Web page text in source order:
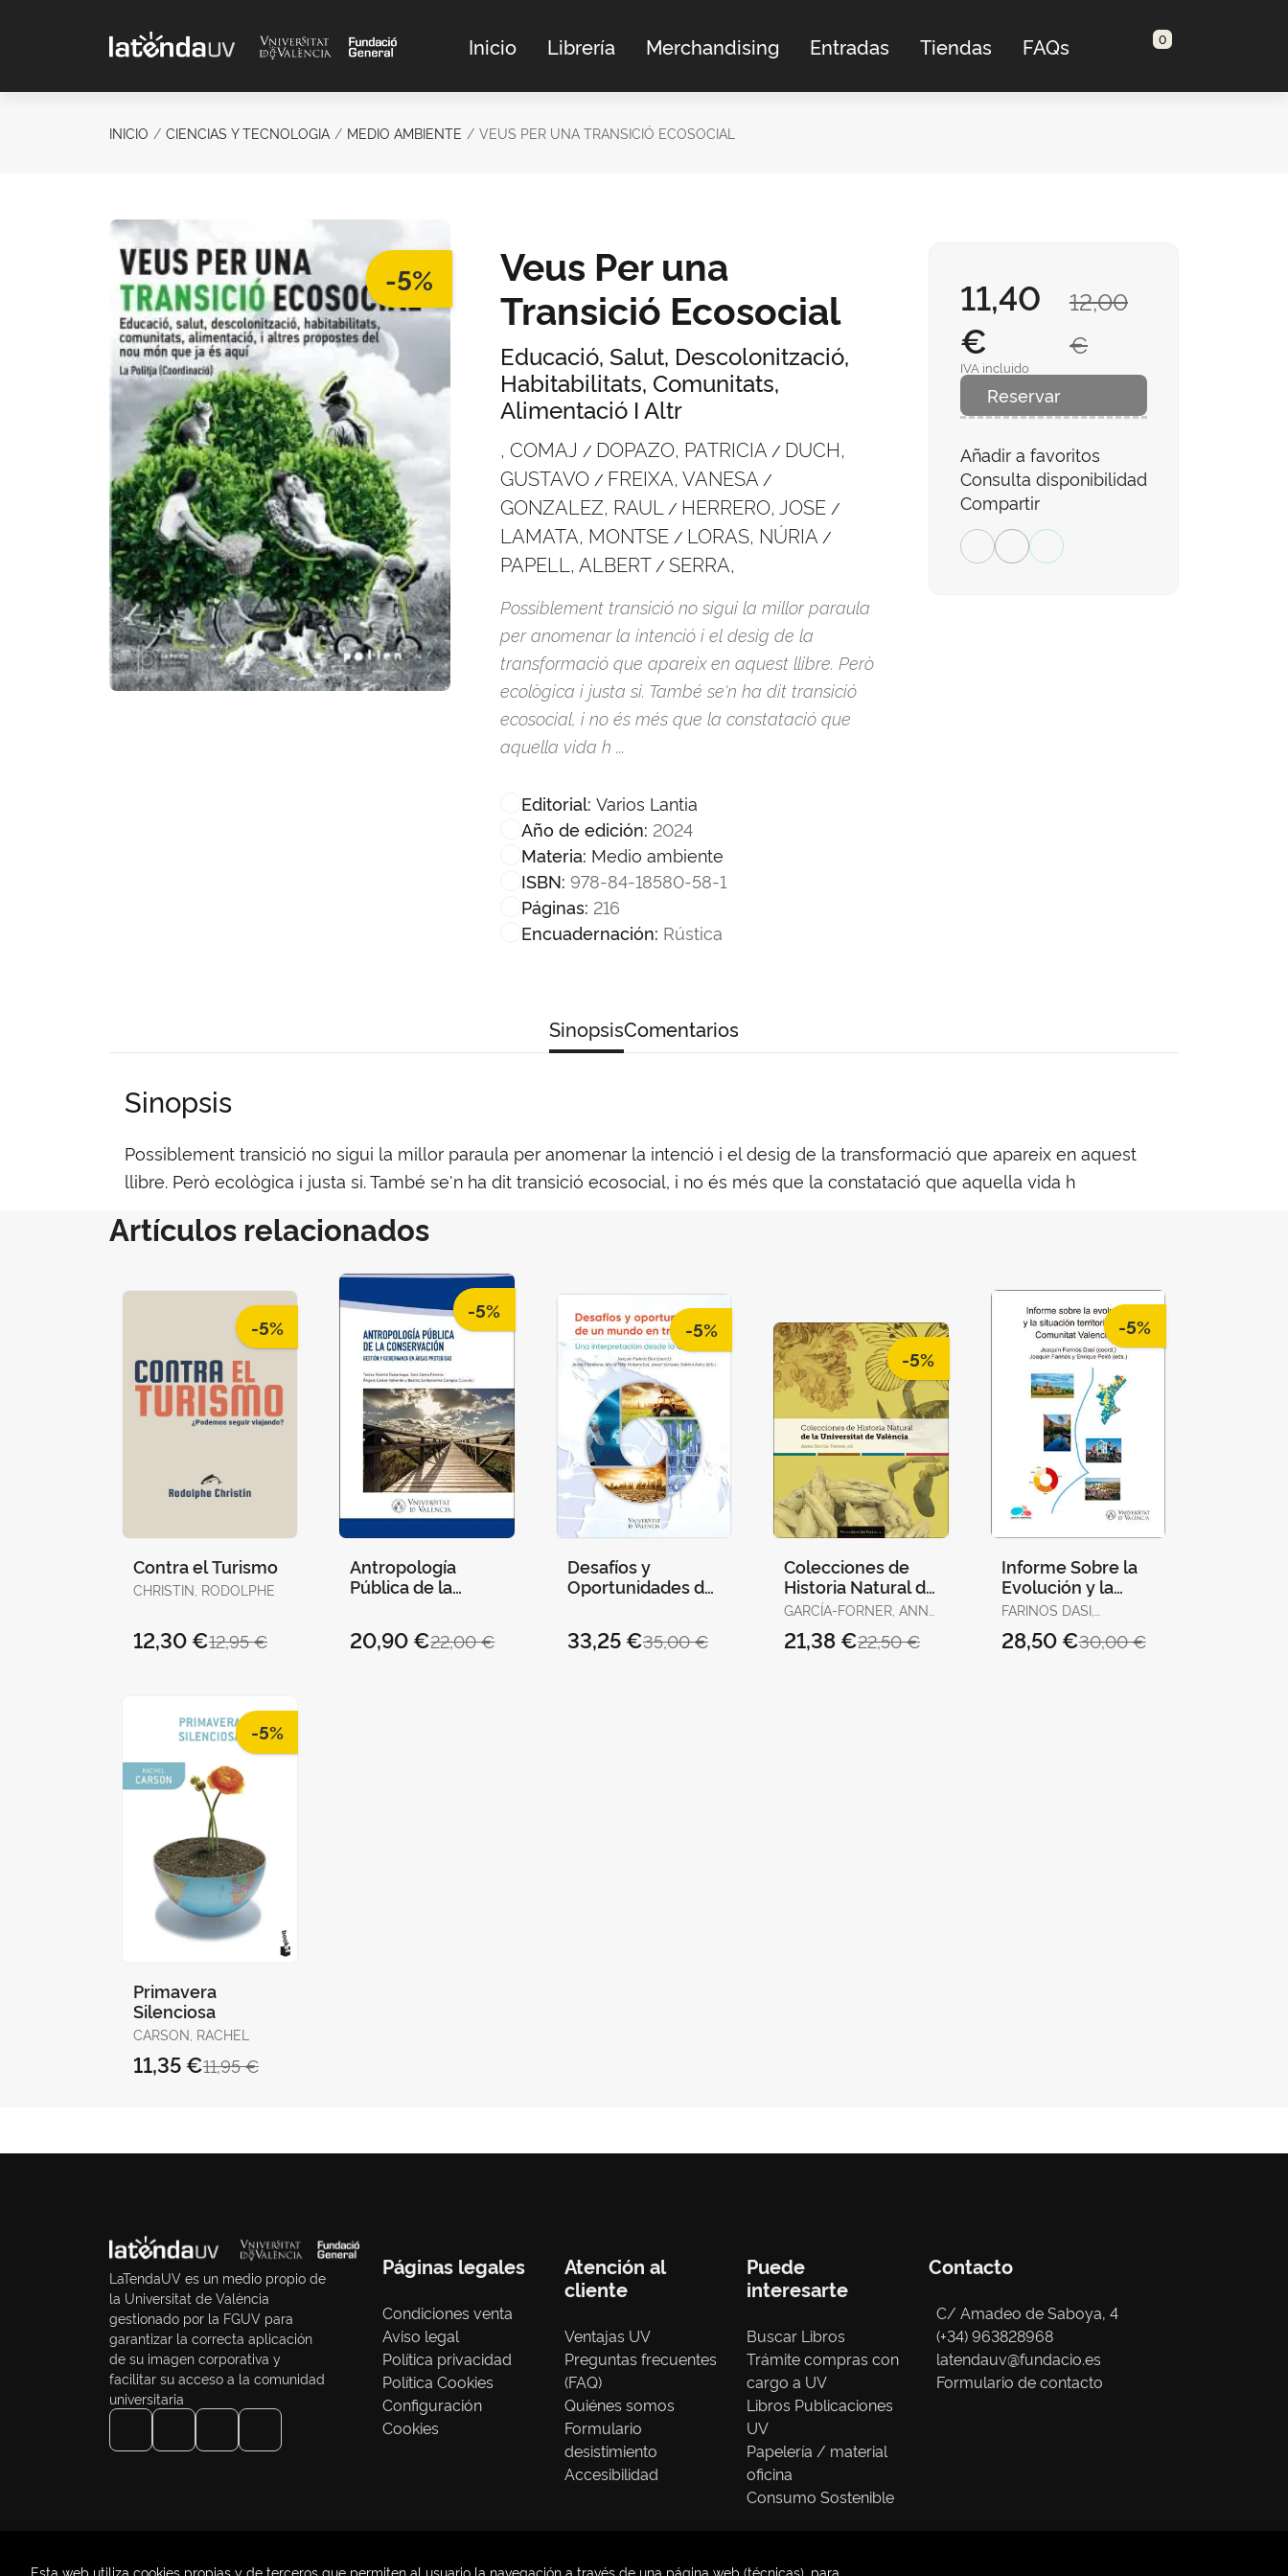
Inicio Librería Merchandising Entradas Tiendas FAQs 0
INICIO CIENCIAS Y TECNOLOGIA MEDIO AMBIENTE VEUS PER UNA TRANSICIÓ ECOSOCIAL
-5%
Veus Per una
Transició Ecosocial
Educació, Salut, Descolonització,
Habitabilitats, Comunitats,
Alimentació I Altr
, COMAJ / DOPAZO, PATRICIA / DUCH,
GUSTAVO / FREIXA, VANESA /
GONZALEZ, RAUL / HERRERO, JOSE /
LAMATA, MONTSE / LORAS, NÚRIA /
PAPELL, ALBERT / SERRA,
Possiblement transició no sigui la millor paraula
per anomenar la intenció i el desig de la
transformació que apareix en aquest llibre. Però
ecològica i justa si. També se'n ha dit transició
ecosocial, i no és més que la constatació que
aquella vida h ...
Editorial: Varios Lantia
Año de edición: 2024
Materia: Medio ambiente
ISBN: 978-84-18580-58-1
Páginas: 216
Encuadernación: Rústica
12,00
€
11,40
€
IVA incluido
Reservar
Añadir a favoritos
Consulta disponibilidad
Compartir
SinopsisComentarios
Sinopsis
Possiblement transició no sigui la millor paraula per anomenar la intenció i el desig de la transformació que apareix en aquest
llibre. Però ecològica i justa si. També se'n ha dit transició ecosocial, i no és més que la constatació que aquella vida h
Artículos relacionados
-5%
Contra el Turismo
CHRISTIN, RODOLPHE
12,95 €
12,30 €
-5%
Antropología
Pública de la
22,00 €
20,90 €
-5%
Desafíos y
Oportunidades de
35,00 €
33,25 €
-5%
Colecciones de
Historia Natural de
la Universitat de
GARCÍA-FORNER, ANNA
22,50 €
21,38 €
-5%
Informe Sobre la
Evolución y la
Situación
Comunitat
FARINOS DASI,
ENRIQUE (ED.)30,00 €
28,50 €
-5%
Primavera
Silenciosa
CARSON, RACHEL
11,95 €
11,35 €
LaTendaUV es un medio propio de
la Universitat de València
gestionado por la FGUV para
garantizar la correcta aplicación
de su imagen corporativa y
facilitar su acceso a la comunidad
universitaria
Páginas legales
Condiciones venta
Aviso legal
Política privacidad
Política Cookies
Configuración
Cookies
Atención al
cliente
Ventajas UV
Preguntas frecuentes
(FAQ)
Quiénes somos
Formulario
desistimiento
Accesibilidad
Puede
interesarte
Buscar Libros
Trámite compras con
cargo a UV
Libros Publicaciones
UV
Papelería / material
oficina
Consumo Sostenible
Contacto
C/ Amadeo de Saboya, 4
(+34) 963828968
latendauv@fundacio.es
Formulario de contacto
Esta web utiliza cookies propias y de terceros que permiten al usuario la navegación a través de una página web (técnicas), para